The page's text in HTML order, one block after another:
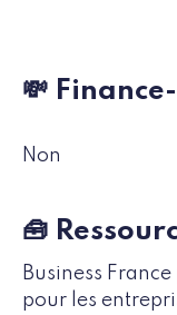
💸
Non
🧰
Business
pour les